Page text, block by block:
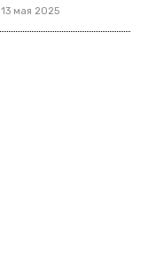
13 мая 2025